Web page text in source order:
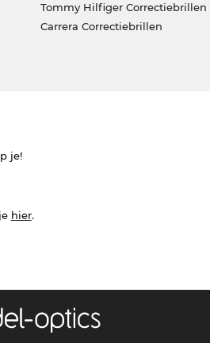
Tommy Hilfiger Correctiebrillen
Carrera Correctiebrillen
je!
hier.